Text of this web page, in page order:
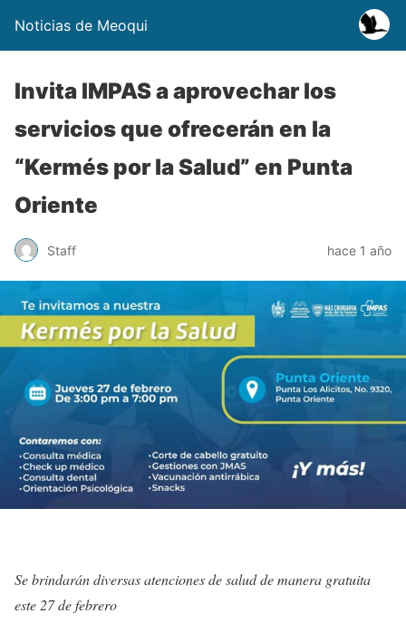
Noticias de Meoqui
Invita IMPAS a aprovechar los
servicios que ofrecerán en la
“Kermés por la Salud” en Punta
Oriente
Staff hace 1 año
Se brindarán diversas atenciones de salud de manera gratuita
este 27 de febrero